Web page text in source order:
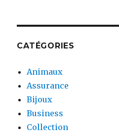
CATÉGORIES
Animaux
Assurance
Bijoux
Business
Collection